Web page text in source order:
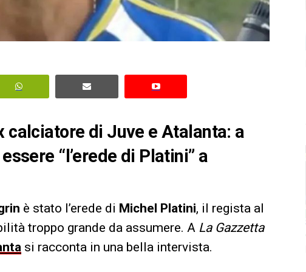
di Juve e Atalanta: a
“l’erede di Platini” a
è stato l’erede di Michel Platini, il regista al
troppo grande da assumere. A La Gazzetta
si racconta in una bella intervista.